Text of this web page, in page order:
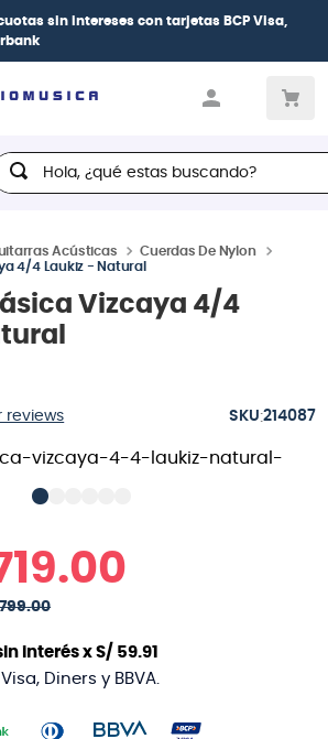
en cuotasdesde 0% de interéscon todas
de crédito
¿qué estas buscando?
Acústicas
Cuerdas De Nylon
4/4 Laukiz - Natural
Vizcaya 4/4
reviews :214087
.00
799.00
interés xS/ 59.91
Diners y BBVA.